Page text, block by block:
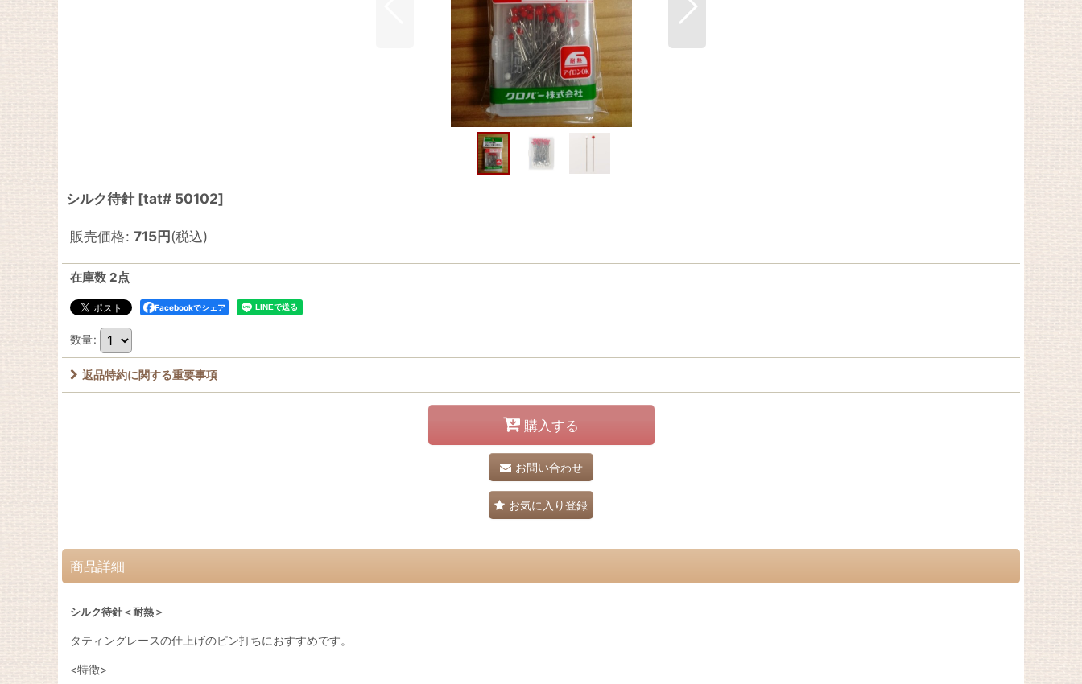
シルク待針 [tat# 50102]
販売価格: 715円(税込)
在庫数 2点
Facebookでシェア
数量:
返品特約に関する重要事項
購入する
お問い合わせ
お気に入り登録
商品詳細
シルク待針＜耐熱＞
タティングレースの仕上げのピン打ちにおすすめです。
<特徴>